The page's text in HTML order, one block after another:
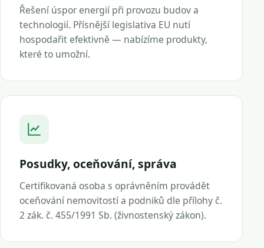
Řešení úspor energií při provozu budov a
technologií. Přísnější legislativa EU nutí
hospodařit efektivně — nabízíme produkty,
které to umožní.
Posudky, oceňování, správa
Certifikovaná osoba s oprávněním provádět
oceňování nemovitostí a podniků dle přílohy č.
2 zák. č. 455/1991 Sb. (živnostenský zákon).